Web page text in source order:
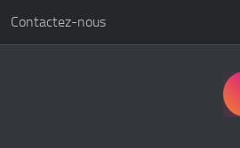
Contactez-nous